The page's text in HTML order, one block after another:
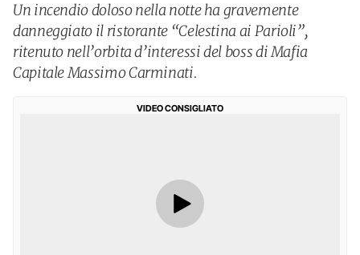
Un incendio doloso nella notte ha gravemente
danneggiato il ristorante “Celestina ai Parioli”,
ritenuto nell’orbita d’interessi del boss di Mafia
Capitale Massimo Carminati.
VIDEO CONSIGLIATO